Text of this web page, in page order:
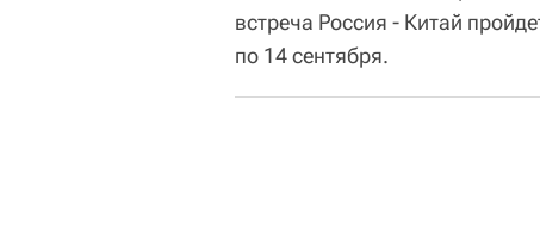
встреча Россия - Китай
по 14 сентября.